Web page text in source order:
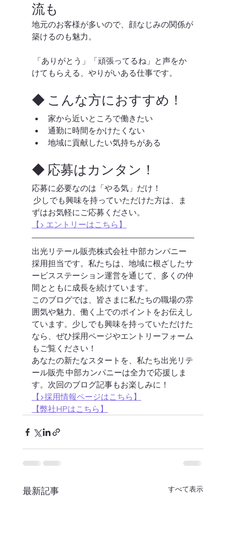
流も
地元のお客様が多いので、顔なじみの関係が
築けるのも魅力。
けてもらえる、やりがいある仕事です。
◆ こんな方におすすめ！
家から近いところで働きたい
通勤に時間をかけたくない
地域に貢献したい気持ちがある
◆ 応募はカンタン！
応募に必要なのは「やる気」だけ！
ずはお気軽にご応募ください。
【▶ エントリーはこちら】
出光リテール販売株式会社 中部カンパニー
採用担当です。私たちは、地域に根ざしたサ
ービスステーション運営を通じて、多くの仲
間とともに成長を続けています。
このブログでは、皆さまに私たちの職場の雰
囲気や魅力、働く上でのポイントをお伝えし
ています。少しでも興味を持っていただけた
なら、ぜひ採用ページやエントリーフォーム
もご覧ください！
あなたの新たなスタートを、私たち出光リテ
ール販売 中部カンパニーは全力で応援しま
す。次回のブログ記事もお楽しみに！
【▶採用情報ページはこちら】
【弊社HPはこちら】
最新記事 すべて表示